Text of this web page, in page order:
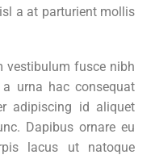
a at parturient mollis
vestibulum fusce nibh
urna hac consequat
adipiscing id aliquet
Dapibus ornare eu
lacus ut natoque